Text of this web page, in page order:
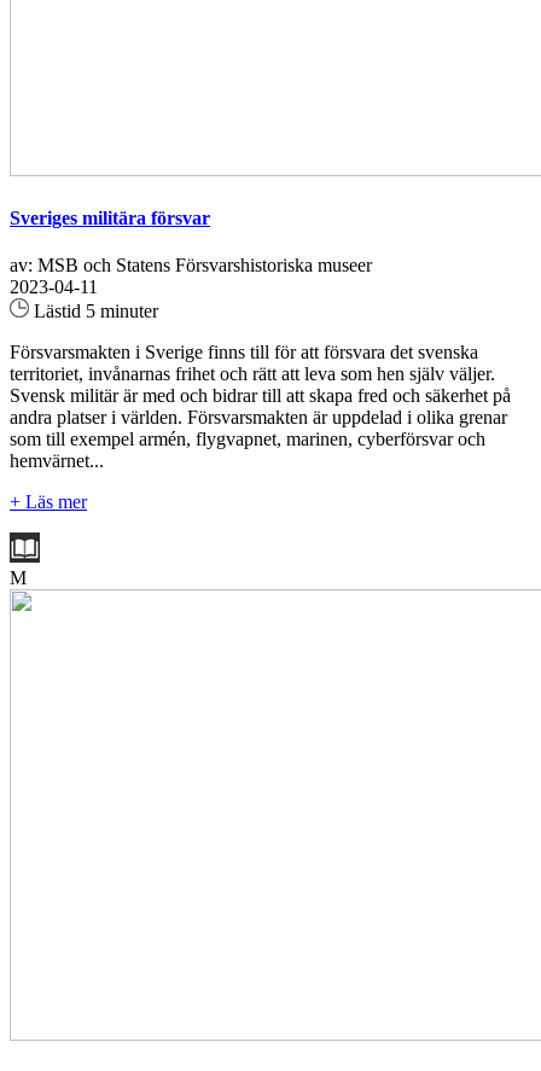
Sveriges militära försvar
av: MSB och Statens Försvarshistoriska museer
2023-04-11
Lästid 5 minuter
Försvarsmakten i Sverige finns till för att försvara det svenska
territoriet, invånarnas frihet och rätt att leva som hen själv väljer.
Svensk militär är med och bidrar till att skapa fred och säkerhet på
andra platser i världen. Försvarsmakten är uppdelad i olika grenar
som till exempel armén, flygvapnet, marinen, cyberförsvar och
hemvärnet...
+ Läs mer
M